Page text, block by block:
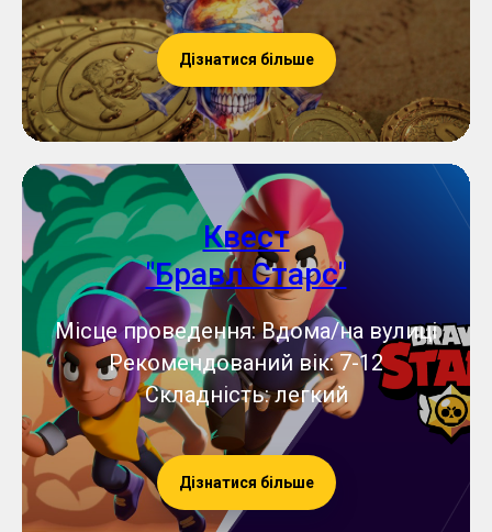
Дізнатися більше
Квест
"Бравл Старс"
Місце проведення: Вдома/на вулиці
Рекомендований вік: 7-12
Складність: легкий
Дізнатися більше